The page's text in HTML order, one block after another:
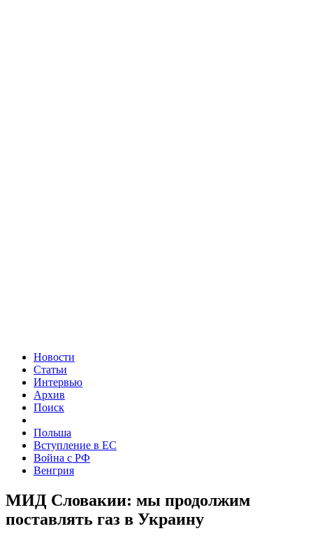
Новости
Статьи
Интервью
Архив
Поиск
Польша
Вступление в ЕС
Война с РФ
Венгрия
МИД Словакии: мы продолжим
поставлять газ в Украину